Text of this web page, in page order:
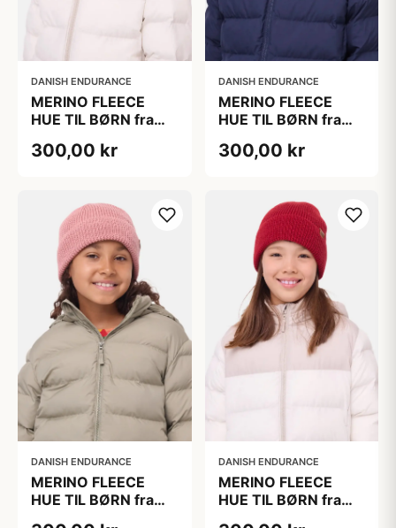
DANISH ENDURANCE
MERINO FLEECE
HUE TIL BØRN fra
ENDURANCE, Blå
300,00 kr
DANISH ENDURANCE
MERINO FLEECE
HUE TIL BØRN fra
ENDURANCE, Grå
300,00 kr
DANISH ENDURANCE
MERINO FLEECE
HUE TIL BØRN fra
DANISH ENDURANCE
MERINO FLEECE
HUE TIL BØRN fra